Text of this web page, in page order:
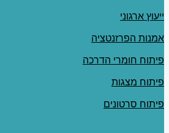
ייעוץ ארגוני
אמנות הפרזנטציה
פיתוח חומרי הדרכה
פיתוח מצגות
פיתוח סרטונים